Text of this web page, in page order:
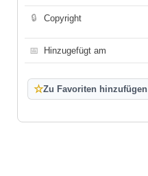
🔒 Copyright
📅 Hinzugefügt am
☆Zu Favoriten hinzufügen